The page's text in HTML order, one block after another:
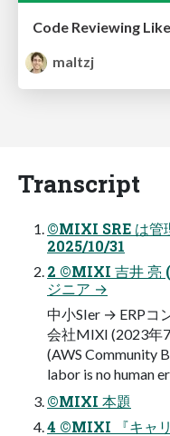
Code Reviewing
maltzj
Transcript
©MIXI SRE は管
2025/10/31
2 ©MIXI 吉井 亮
ジニア →
中⼩SIer → ERPコ
会社MIXI (2023年
(AWS Community
labor is no human
©MIXI 本題
4 ©MIXI 『キャリ